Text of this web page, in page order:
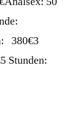
380€3
Stunden: